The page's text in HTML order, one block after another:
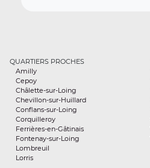
QUARTIERS PROCHES
Amilly
Cepoy
Châlette-sur-Loing
Chevillon-sur-Huillard
Conflans-sur-Loing
Corquilleroy
Ferrières-en-Gâtinais
Fontenay-sur-Loing
Lombreuil
Lorris